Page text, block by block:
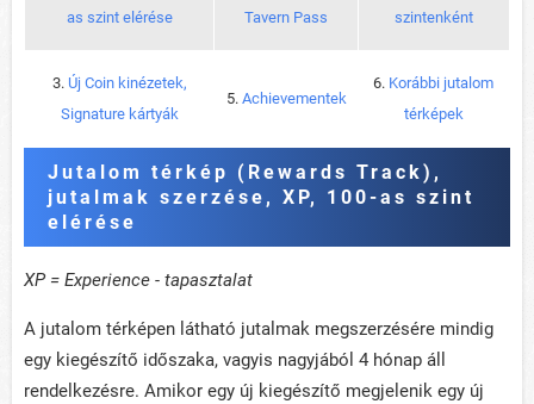
as szint elérése
Tavern Pass
szintenként
3. Új Coin kinézetek,
Signature kártyák
5. Achievementek
6. Korábbi jutalom
térképek
Jutalom térkép (Rewards Track),
jutalmak szerzése, XP, 100-as szint
elérése
XP = Experience - tapasztalat
A jutalom térképen látható jutalmak megszerzésére mindig
egy kiegészítő időszaka, vagyis nagyjából 4 hónap áll
rendelkezésre. Amikor egy új kiegészítő megjelenik egy új